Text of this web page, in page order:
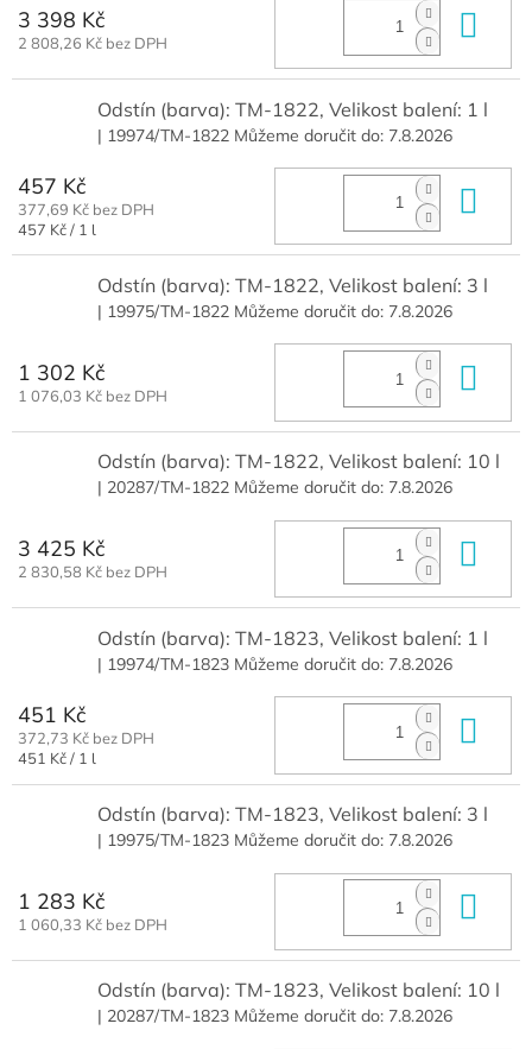
3 398 Kč
2 808,26 Kč bez DPH
Odstín (barva): TM-1822, Velikost balení: 1 l
| 19974/TM-1822 Můžeme doručit do: 7.8.2026
457 Kč
377,69 Kč bez DPH
Měrná
cena:
457 Kč / 1 l
Odstín (barva): TM-1822, Velikost balení: 3 l
| 19975/TM-1822 Můžeme doručit do: 7.8.2026
1 302 Kč
1 076,03 Kč bez DPH
Odstín (barva): TM-1822, Velikost balení: 10 l
| 20287/TM-1822 Můžeme doručit do: 7.8.2026
3 425 Kč
2 830,58 Kč bez DPH
Odstín (barva): TM-1823, Velikost balení: 1 l
| 19974/TM-1823 Můžeme doručit do: 7.8.2026
451 Kč
372,73 Kč bez DPH
Měrná
451 Kč / 1 l
Odstín (barva): TM-1823, Velikost balení: 3 l
| 19975/TM-1823 Můžeme doručit do: 7.8.2026
1 283 Kč
1 060,33 Kč bez DPH
Odstín (barva): TM-1823, Velikost balení: 10 l
| 20287/TM-1823 Můžeme doručit do: 7.8.2026